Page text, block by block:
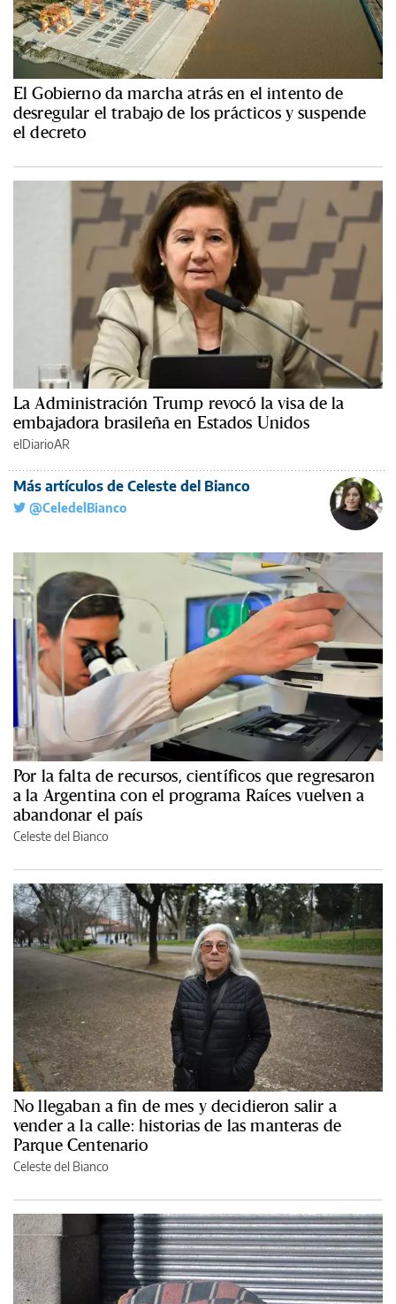
El Gobierno da marcha atrás en el intento de
desregular el trabajo de los prácticos y suspende
el decreto
La Administración Trump revocó la visa de la
embajadora brasileña en Estados Unidos
elDiarioAR
Más artículos de Celeste del Bianco
@CeledelBianco
Por la falta de recursos, científicos que regresaron
a la Argentina con el programa Raíces vuelven a
abandonar el país
Celeste del Bianco
No llegaban a fin de mes y decidieron salir a
vender a la calle: historias de las manteras de
Parque Centenario
Celeste del Bianco